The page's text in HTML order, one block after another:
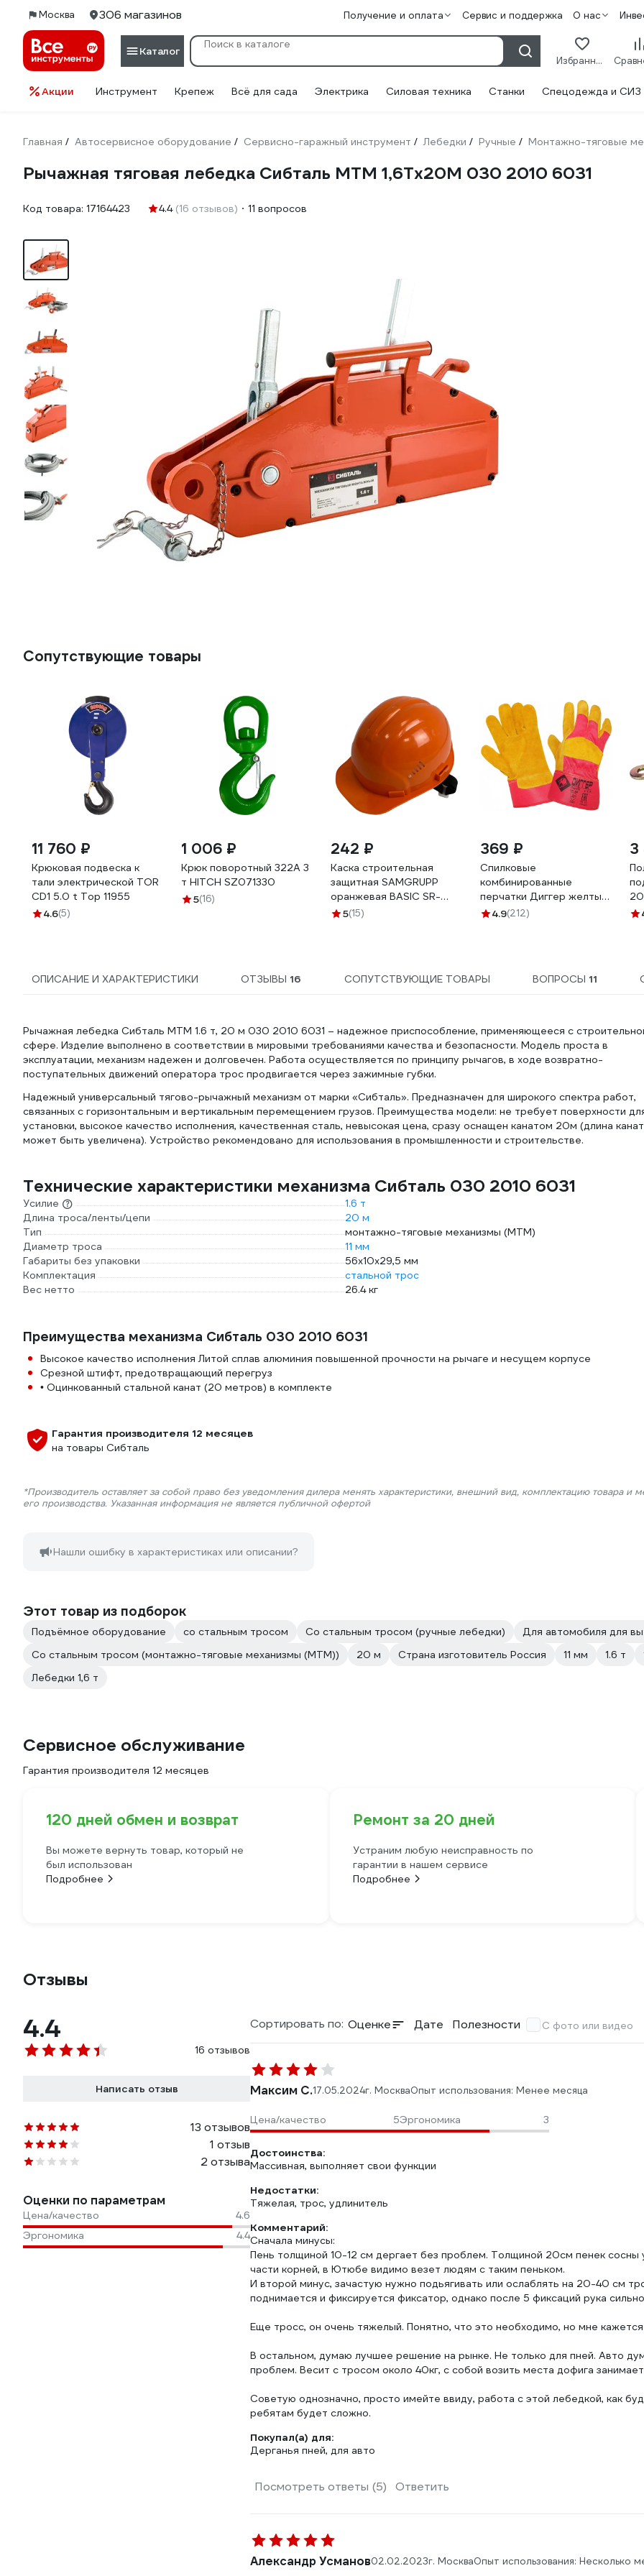
Москва 306 магазинов Получение и оплата Сервис и поддержка О нас
Каталог
Избранное
Акции Инструмент Крепеж Всё для сада Электрика Силовая техника Станки Спецодежда и СИЗ
Главная / Автосервисное оборудование / Сервисно-гаражный инструмент / Лебедки / Ручные / Монтажно-тяговые
Рычажная тяговая лебедка Сибталь МТМ 1,6Тх20М 030 2010 6031
Код товара: 17164423 4.4 (16 отзывов) 11 вопросов
Сопутствующие товары
11 760 ₽
Крюковая подвеска к
тали электрической TOR
CD1 5.0 t Тор 11955
4.6(5)
1 006 ₽
Крюк поворотный 322А 3
т HITCH SZ071330
5(16)
242 ₽
Каска строительная
защитная SAMGRUPP
оранжевая BASIC SR-
109010001
5(15)
369 ₽
Спилковые
комбинированные
перчатки Диггер желтые
ЧЗ ПЕР610
4.9(212)
3
ОПИСАНИЕ И ХАРАКТЕРИСТИКИ ОТЗЫВЫ 16 СОПУТСТВУЮЩИЕ ТОВАРЫ ВОПРОСЫ 11
Рычажная лебедка Сибталь МТМ 1.6 т, 20 м 030 2010 6031 – надежное приспособление, применяющееся с
сфере. Изделие выполнено в соответствии в мировыми требованиями качества и безопасности. Модель проста в
эксплуатации, механизм надежен и долговечен. Работа осуществляется по принципу рычагов, в ходе возвратно-
поступательных движений оператора трос продвигается через зажимные губки.
Надежный универсальный тягово-рычажный механизм от марки «Сибталь». Предназначен для широкого спектра работ,
связанных с горизонтальным и вертикальным перемещением грузов. Преимущества модели: не требует поверхности
установки, высокое качество исполнения, качественная сталь, невысокая цена, сразу оснащен канатом 20м (длина
может быть увеличена). Устройство рекомендовано для использования в промышленности и строительстве.
Технические характеристики механизма Сибталь 030 2010 6031
Усилие
1.6 т
Длина троса/ленты/цепи
20 м
Тип
монтажно-тяговые механизмы (МТМ)
Диаметр троса
11 мм
Габариты без упаковки
56х10х29,5 мм
Комплектация
стальной трос
Вес нетто
26.4 кг
Преимущества механизма Сибталь 030 2010 6031
Высокое качество исполнения Литой сплав алюминия повышенной прочности на рычаге и несущем корпусе
Срезной штифт, предотвращающий перегруз
• Оцинкованный стальной канат (20 метров) в комплекте
Гарантия производителя 12 месяцев
на товары Сибталь
*Производитель оставляет за собой право без уведомления дилера менять характеристики, внешний вид, комплектацию товара и
его производства. Указанная информация не является публичной офертой
Нашли ошибку в характеристиках или описании?
Этот товар из подборок
Подъёмное оборудование со стальным тросом Со стальным тросом (ручные лебедки) Для автомобиля для
Со стальным тросом (монтажно-тяговые механизмы (МТМ))
20 м Страна изготовитель Россия 11 мм 1.6 т
Лебедки 1,6 т
Сервисное обслуживание
Гарантия производителя 12 месяцев
120 дней обмен и возврат
Вы можете вернуть товар, который не
был использован
Подробнее
Ремонт за 20 дней
Устраним любую неисправность по
гарантии в нашем сервисе
Подробнее
Отзывы
4.4
16 отзывов
Написать отзыв
13 отзывов
1 отзыв
2 отзыва
Оценки по параметрам
Цена/качество
4.6
Эргономика
4.4
Сортировать по: Оценке Дате Полезности С фото или видео
Максим С.17.05.2024г. МоскваОпыт использования: Менее месяца
Цена/качество 5Эргономика 3
Достоинства:
Массивная, выполняет свои функции
Недостатки:
Тяжелая, трос, удлинитель
Комментарий:
Сначала минусы:
Пень толщиной 10-12 см дергает без проблем. Толщиной 20см пенек сосны
части корней, в Ютюбе видимо везет людям с таким пеньком.
И второй минус, зачастую нужно подьягивать или ослаблять на 20-40 см
поднимается и фиксируется фиксатор, однако после 5 фиксаций рука
Еще тросс, он очень тяжелый. Понятно, что это необходимо, но мне
В остальном, думаю лучшее решение на рынке. Не только для пней. Авто
проблем. Весит с тросом около 40кг, с собой возить места дофига
Советую однозначно, просто имейте ввиду, работа с этой лебедкой, как
ребятам будет сложно.
Покупал(а) для:
Дерганья пней, для авто
Посмотреть ответы (5) Ответить
Александр Усманов02.02.2023г. МоскваОпыт использования: Несколько